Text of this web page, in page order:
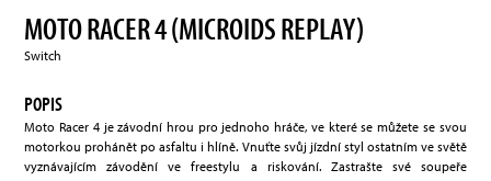
MOTO RACER 4 (MICROIDS REPLAY)
Switch
POPIS
Moto Racer 4 je závodní hrou pro jednoho hráče, ve které se můžete se svou
motorkou prohánět po asfaltu i hlíně. Vnuťte svůj jízdní styl ostatním ve světě
vyznávajícím závodění ve freestylu a riskování. Zastrašte své soupeře